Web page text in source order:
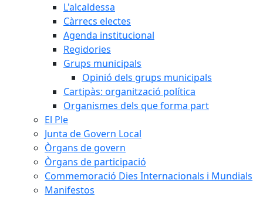
L'alcaldessa
Càrrecs electes
Agenda institucional
Regidories
Grups municipals
Opinió dels grups municipals
Cartipàs: organització política
Organismes dels que forma part
El Ple
Junta de Govern Local
Òrgans de govern
Òrgans de participació
Commemoració Dies Internacionals i Mundials
Manifestos